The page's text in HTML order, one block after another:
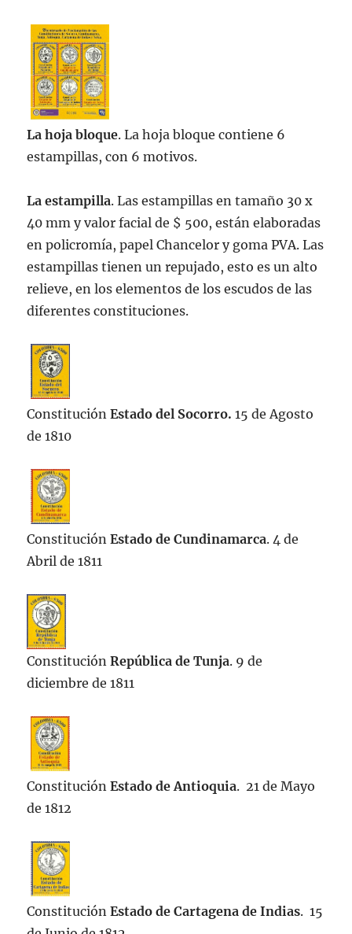
La hoja bloque. La hoja bloque contiene 6
estampillas, con 6 motivos.
La estampilla. Las estampillas en tamaño 30 x
40 mm y valor facial de $ 500, están elaboradas
en policromía, papel Chancelor y goma PVA. Las
estampillas tienen un repujado, esto es un alto
relieve, en los elementos de los escudos de las
diferentes constituciones.
ConstituciónEstado del Socorro. 15 de Agosto
de 1810
ConstituciónEstado de Cundinamarca. 4 de
Abril de 1811
ConstituciónRepública de Tunja. 9 de
diciembre de 1811
ConstituciónEstado de Antioquia. 21 de Mayo
de 1812
ConstituciónEstado de Cartagena de Indias. 15